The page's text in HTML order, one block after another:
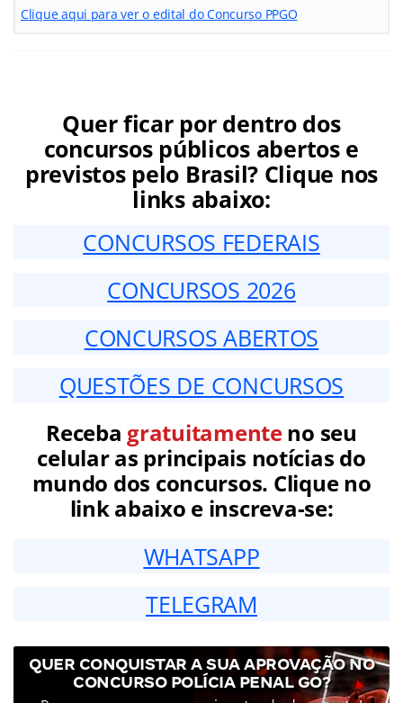
Clique aqui para ver o edital do Concurso PPGO
Quer ficar por dentro dos
concursos públicos abertos e
previstos pelo Brasil? Clique nos
links abaixo:
CONCURSOS FEDERAIS
CONCURSOS 2026
CONCURSOS ABERTOS
QUESTÕES DE CONCURSOS
Receba gratuitamenteno seu
celular as principais notícias do
mundo dos concursos. Clique no
link abaixo e inscreva-se:
WHATSAPP
TELEGRAM
QUER CONQUISTAR A SUA APROVAÇÃO NO
CONCURSO POLÍCIA PENAL GO?